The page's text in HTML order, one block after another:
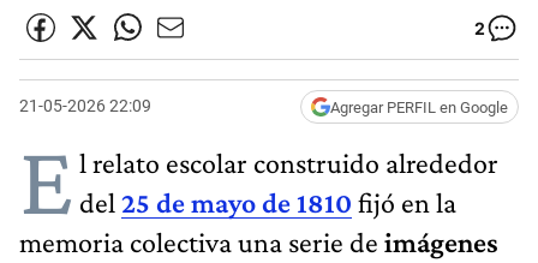
2
21-05-2026 22:09 Agregar PERFIL en Google
E l relato escolar construido alrededor
del 25 de mayo de 1810 fijó en la
memoria colectiva una serie de imágenes